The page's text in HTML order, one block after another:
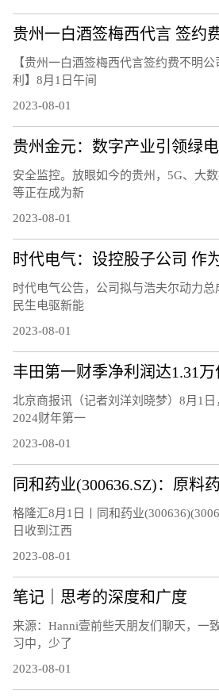
【贵州一白酒签梅西代言签约费不明
利】8月1日午间
2023-08-01
贵州金元：数字产业引领绿
安全监控。放眼如今的贵州，5G、大
等正在成为新
2023-08-01
时代电气公告，公司拟与浩夫尔动力
民生电驱新能
2023-08-01
丰田第一财季净利润达1.31
北京商报讯（记者刘洋刘晓梦）8月1日
2024财年第一
2023-08-01
格隆汇8月1日丨同和药业
日收到江西
2023-08-01
笔记｜思考的深度和广度
来源：Hanni壹前些天朋友们聊天，一
习中，少了
2023-08-01